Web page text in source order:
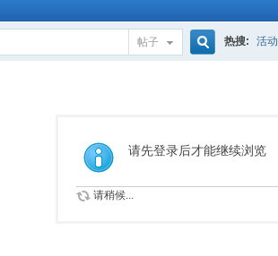
帖子
索
热搜: 活动
请先登录后才能继续浏览
请稍候...